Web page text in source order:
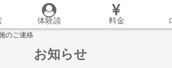
体験談 料金
のご連絡
お知らせ